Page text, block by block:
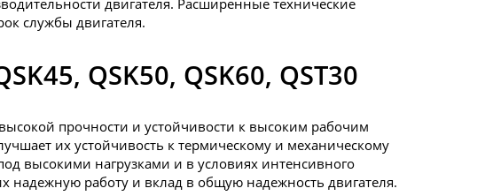
двигателя. Расширенные технические
службы двигателя.
QSK50, QSK60, QST30
прочности и устойчивости к высоким рабочим
их устойчивость к термическому и механическому
высокими нагрузками и в условиях интенсивного
надежную работу и вклад в общую надежность двигателя.